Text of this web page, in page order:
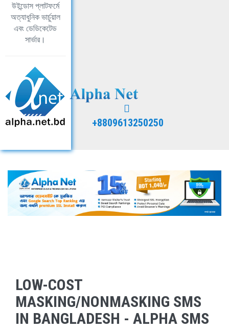
উইন্ডোস প্লাটফর্মে
অত্যাধুনিক ভার্চুয়াল
এবং ডেডিকেটেড
সার্ভার।
+8809613250250
LOW-COST
MASKING/NONMASKING SMS
IN BANGLADESH - ALPHA SMS